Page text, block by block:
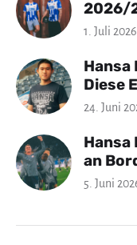
2026/
1. Juli 2026
Hansa
Diese
24. Juni
Hansa
an
5. Juni